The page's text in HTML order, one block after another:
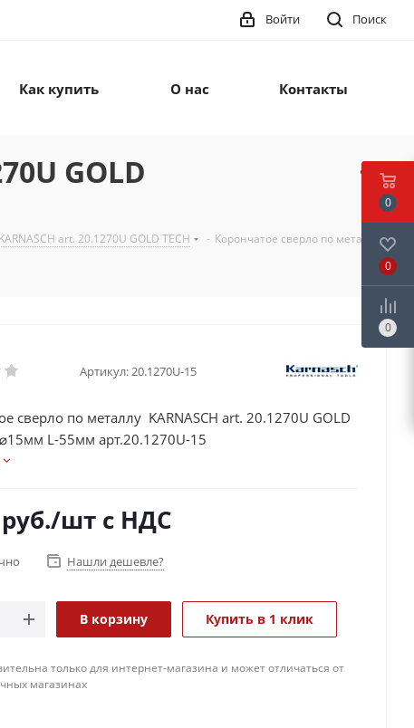
Поиск
Войти
Как купить О нас Контакты
GOLD
art. 20.1270U GOLD TECH - Корончатое сверло по металлу
Артикул:20.1270U-15
сверло по металлу KARNASCH art. 20.1270U GOLD
⌀15мм L-55мм арт.20.1270U-15
руб./шт с НДС
Нашли дешевле?
В корзину Купить в 1 клик
только для интернет-магазина и может отличаться от
магазинах
0
0
0